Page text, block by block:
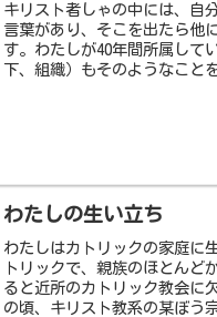
キリスト者しゃの中には、自
言葉があり、そこを出たら他
す。わたしが40年間所属して
下、組織）もそのようなこと
わたしの生い立ち
わたしはカトリックの家庭に
トリックで、親族のほとんど
ると近所のカトリック教会に
の頃、キリスト教系の某ぼう